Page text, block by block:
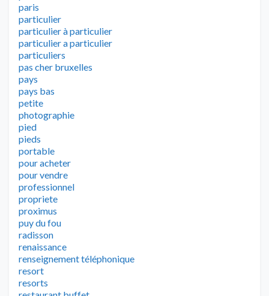
paris
particulier
particulier à particulier
particulier a particulier
particuliers
pas cher bruxelles
pays
pays bas
petite
photographie
pied
pieds
portable
pour acheter
pour vendre
professionnel
propriete
proximus
puy du fou
radisson
renaissance
renseignement téléphonique
resort
resorts